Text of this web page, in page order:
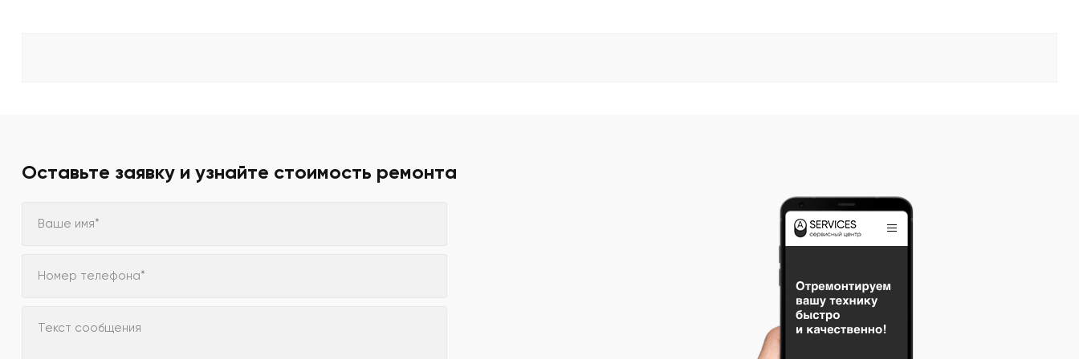
Оставьте заявку и узнайте стоимость ремонта
Ваше имя*
Номер телефона*
Текст сообщения